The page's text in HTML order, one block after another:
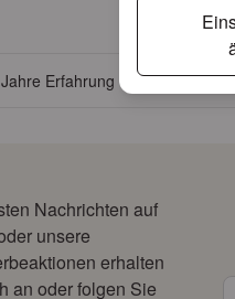
Erfahrung
Nachrichten auf
unsere
erhalten
an oder folgen Sie